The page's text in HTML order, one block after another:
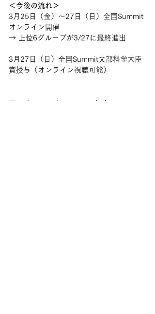
＜今後の流れ＞
3月25日（金）〜27日（日）全国Summit
オンライン開催
→ 上位6グループが3/27に最終進出
3月27日（日）全国Summit文部科学大臣
賞授与（オンライン視聴可能）